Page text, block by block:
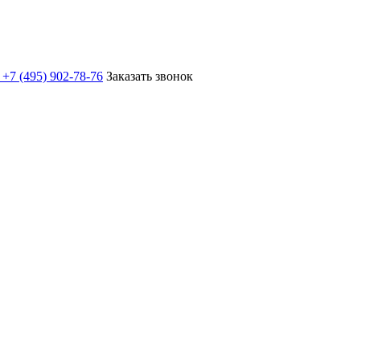
+7 (495) 902-78-76 Заказать звонок